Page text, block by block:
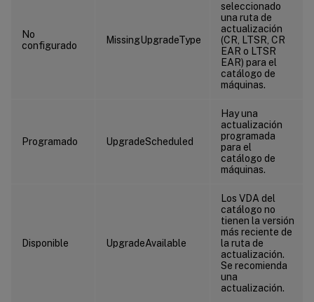
No
configurado
MissingUpgradeType
seleccionado
una ruta de
actualización
(CR, LTSR, CR
EAR o LTSR
EAR) para el
catálogo de
máquinas.
Programado UpgradeScheduled
Hay una
actualización
programada
para el
catálogo de
máquinas.
Disponible UpgradeAvailable
Los VDA del
catálogo no
tienen la versión
más reciente de
la ruta de
actualización.
Se recomienda
una
actualización.